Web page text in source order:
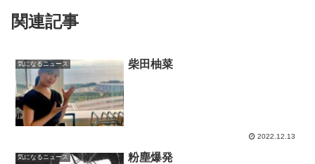
関連記事
気になるニュース 柴田柚菜
2022.12.13
気になるニュース 粉塵爆発